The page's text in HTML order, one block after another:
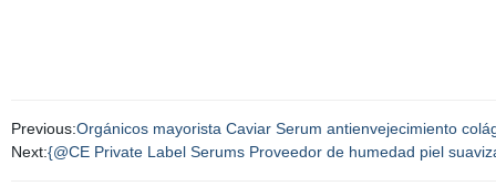
Previous:Orgánicos mayorista Caviar Serum antienvejecimiento
Next:{@CE Private Label Serums Proveedor de humedad piel